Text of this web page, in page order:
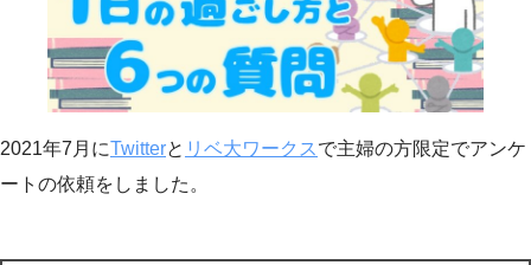
2021年7月にTwitterと リベ大ワークス で主婦の方限定でアンケ
ートの依頼をしました。